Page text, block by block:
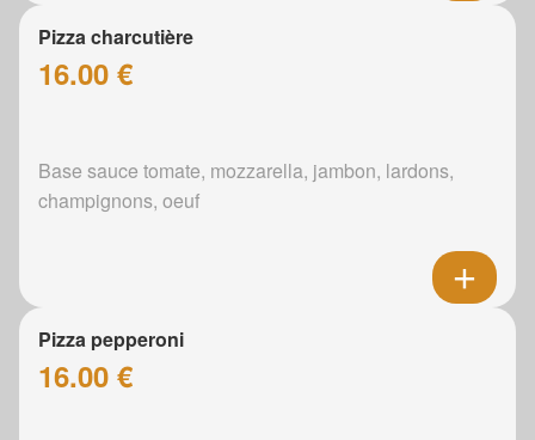
Pizza charcutière
16.00 €
Base sauce tomate, mozzarella, jambon, lardons,
champignons, oeuf
Pizza pepperoni
16.00 €